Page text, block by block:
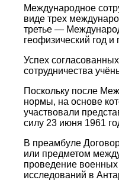
Международное
виде трех
третье —
геофизический год
Успех
сотрудничества
Поскольку после
нормы, на основе
участвовали
силу 23 июня 1961
В преамбуле
или предметом
проведение
исследований в